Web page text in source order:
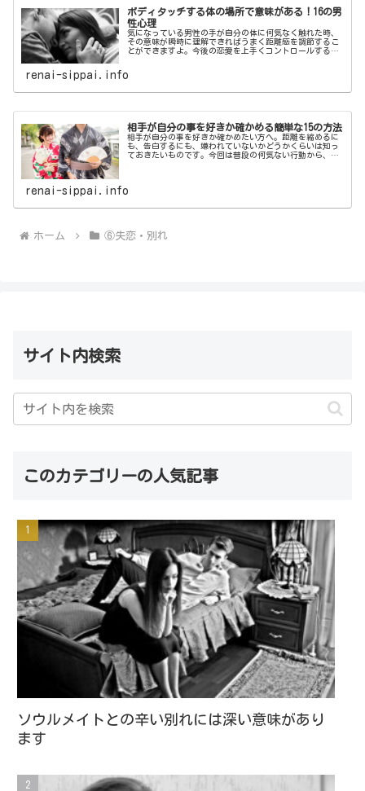
ボディタッチする体の場所で意味がある！16の男
性心理
気になっている男性の手が自分の体に何気なく触れた時、
その意味が瞬時に理解できればうまく距離感を調節するこ
とができますよ。今後の恋愛を上手くコントロールするた
renai-sippai.info
相手が自分の事を好きか確かめる簡単な15の方法
相手が自分の事を好きか確かめたい方へ。距離を縮めるに
も、告白するにも、嫌われていないかどうかくらいは知っ
ておきたいものです。今回は普段の何気ない行動から、相
renai-sippai.info
ホーム ⑥失恋・別れ
サイト内検索
このカテゴリーの人気記事
ソウルメイトとの辛い別れには深い意味があり
ます